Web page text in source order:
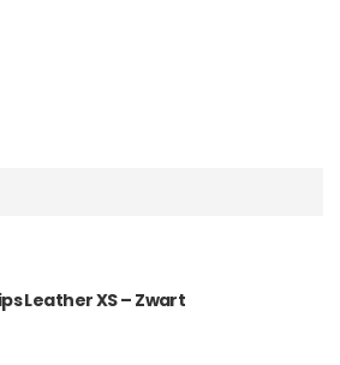
Leather XS – Zwart